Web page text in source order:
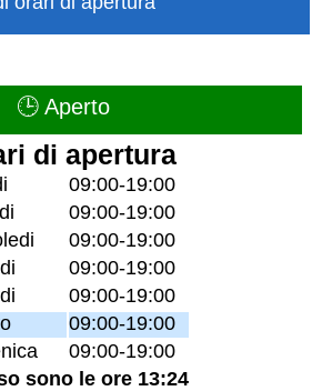
🕒 Aperto
di apertura
09:00-19:00
09:00-19:00
09:00-19:00
09:00-19:00
09:00-19:00
09:00-19:00
09:00-19:00
sono le ore 13:24